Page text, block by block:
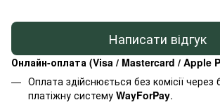
Написати відгук
Онлайн-оплата (Visa / Mastercard / Apple
Оплата здійснюється без комісії через
платіжну систему WayForPay.